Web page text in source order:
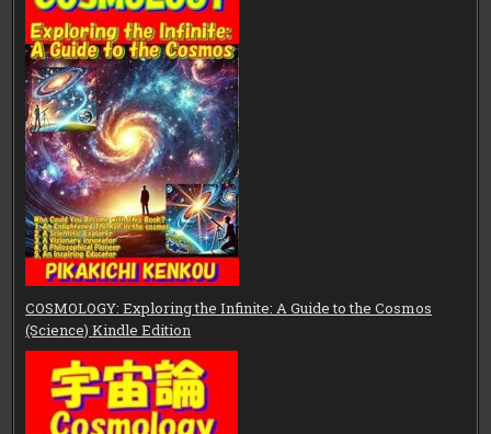
COSMOLOGY: Exploring the Infinite: A Guide to the Cosmos
(Science) Kindle Edition